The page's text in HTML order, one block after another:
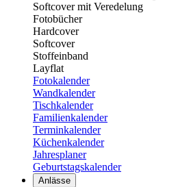
Softcover mit Veredelung
Fotobücher
Hardcover
Softcover
Stoffeinband
Layflat
Fotokalender
Wandkalender
Tischkalender
Familienkalender
Terminkalender
Küchenkalender
Jahresplaner
Geburtstagskalender
Anlässe